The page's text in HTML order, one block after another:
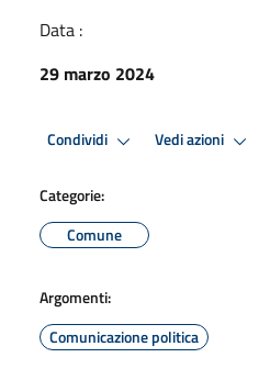
Data :
29 marzo 2024
Condividi Vedi azioni
Categorie:
Comune
Argomenti:
Comunicazione politica